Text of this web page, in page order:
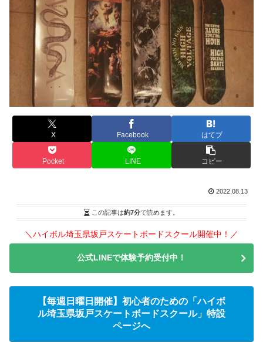
X Facebook はてブ
Pocket LINE コピー
2022.08.13
この記事は約7分で読めます。
＼ハイボル埼玉県坂戸スケートボードスクール開催中！／
公式LINEで体験予約受付中！
【毎週日曜日開催】初心者のための「ハイボ
ル埼玉県坂戸スケートボードスクール」特設
ページへ